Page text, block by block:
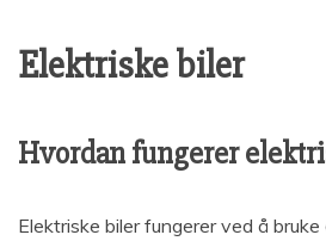
Elektriske biler
Hvordan fungerer
Elektriske biler fungerer ved å bruke